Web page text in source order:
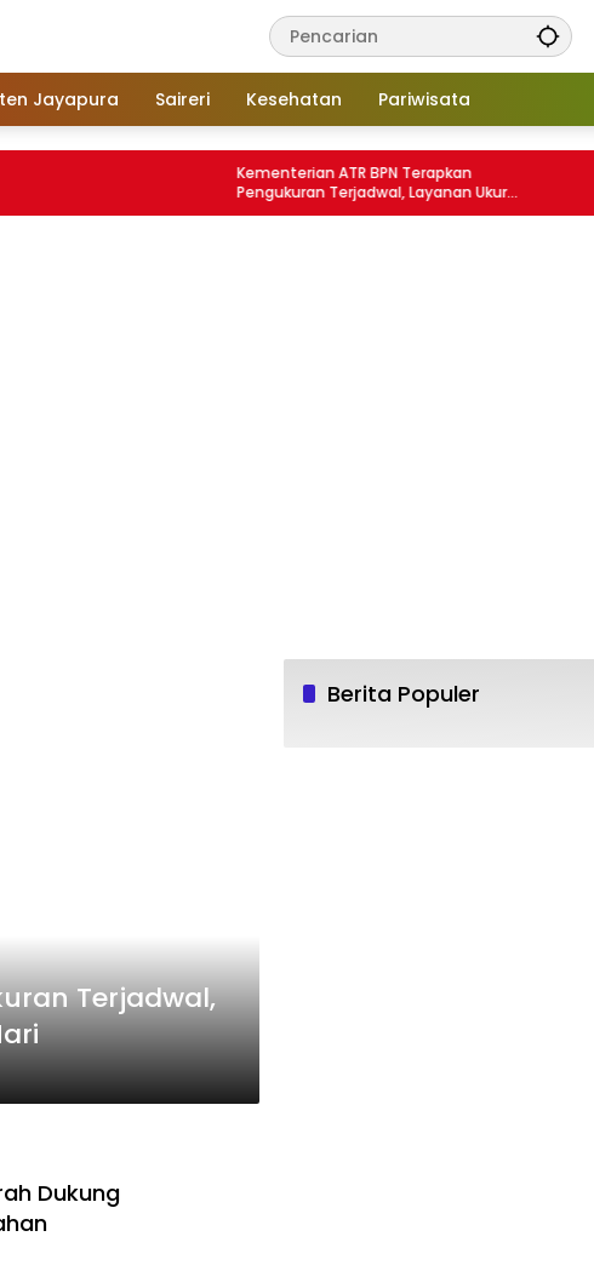
Jayapura Saireri Kesehatan Pariwisata
Kementerian ATR BPN Terapkan
Pengukuran Terjadwal, Layanan Ukur
Tanah Kini Maksimal 12 Hari
Terjadwal,
Dukung
Berita Populer